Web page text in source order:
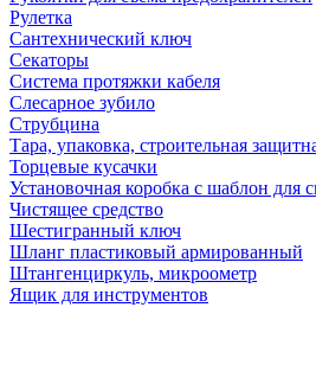
Рулетка
Сантехнический ключ
Секаторы
Система протяжки кабеля
Слесарное зубило
Струбцина
Тара, упаковка, строительная
Торцевые кусачки
Установочная коробка с шаблон для
Чистящее средство
Шестигранный ключ
Шланг пластиковый армированный
Штангенциркуль, микроометр
Ящик для инструментов